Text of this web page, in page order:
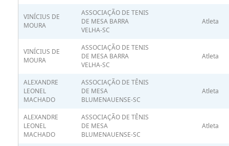
VINÍCIUS DE
MOURA
ASSOCIAÇÃO DE TENIS
DE MESA BARRA
VELHA-SC
Atleta
VINÍCIUS DE
MOURA
ASSOCIAÇÃO DE TENIS
DE MESA BARRA
VELHA-SC
Atleta
ALEXANDRE
LEONEL
MACHADO
ASSOCIAÇÃO DE TÊNIS
DE MESA
BLUMENAUENSE-SC
Atleta
ALEXANDRE
LEONEL
MACHADO
ASSOCIAÇÃO DE TÊNIS
DE MESA
BLUMENAUENSE-SC
Atleta